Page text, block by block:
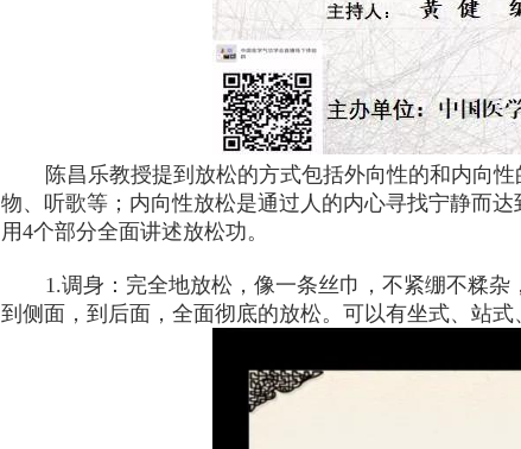
陈昌乐教授提到放松的方式包括外向性的和内向
物、听歌等；内向性放松是通过人的内心寻找宁静而
用4个部分全面讲述放松功。
1.调身：完全地放松，像一条丝巾，不紧绷不糅
到侧面，到后面，全面彻底的放松。可以有坐式、站式